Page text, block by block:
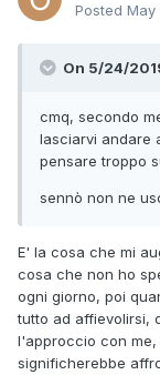
Posted May
On 5/24/
cmq, secondo
lasciarvi andare
pensare troppo
sennò non ne
E' la cosa che mi
cosa che non ho
ogni giorno, poi
tutto ad affievolirsi,
l'approccio con
significherebbe